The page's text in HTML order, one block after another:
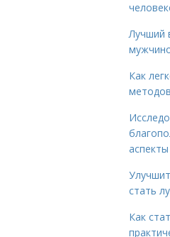
Лучший
Как
методов
стать
Как